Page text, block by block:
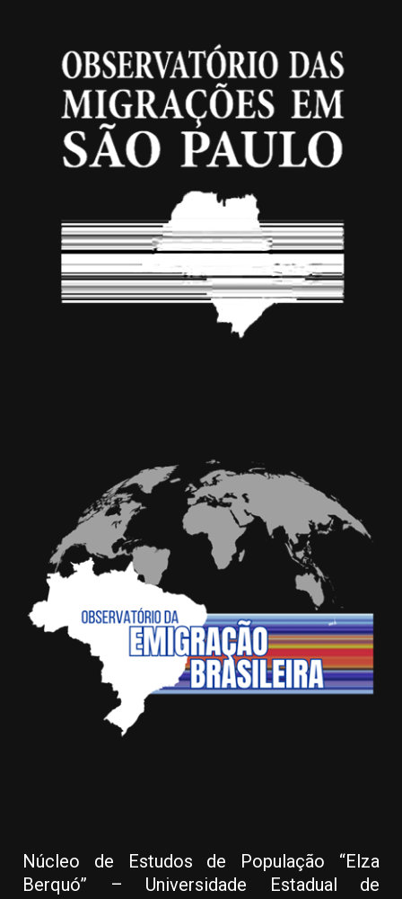
Núcleo de Estudos de População “Elza
Berquó” – Universidade Estadual de